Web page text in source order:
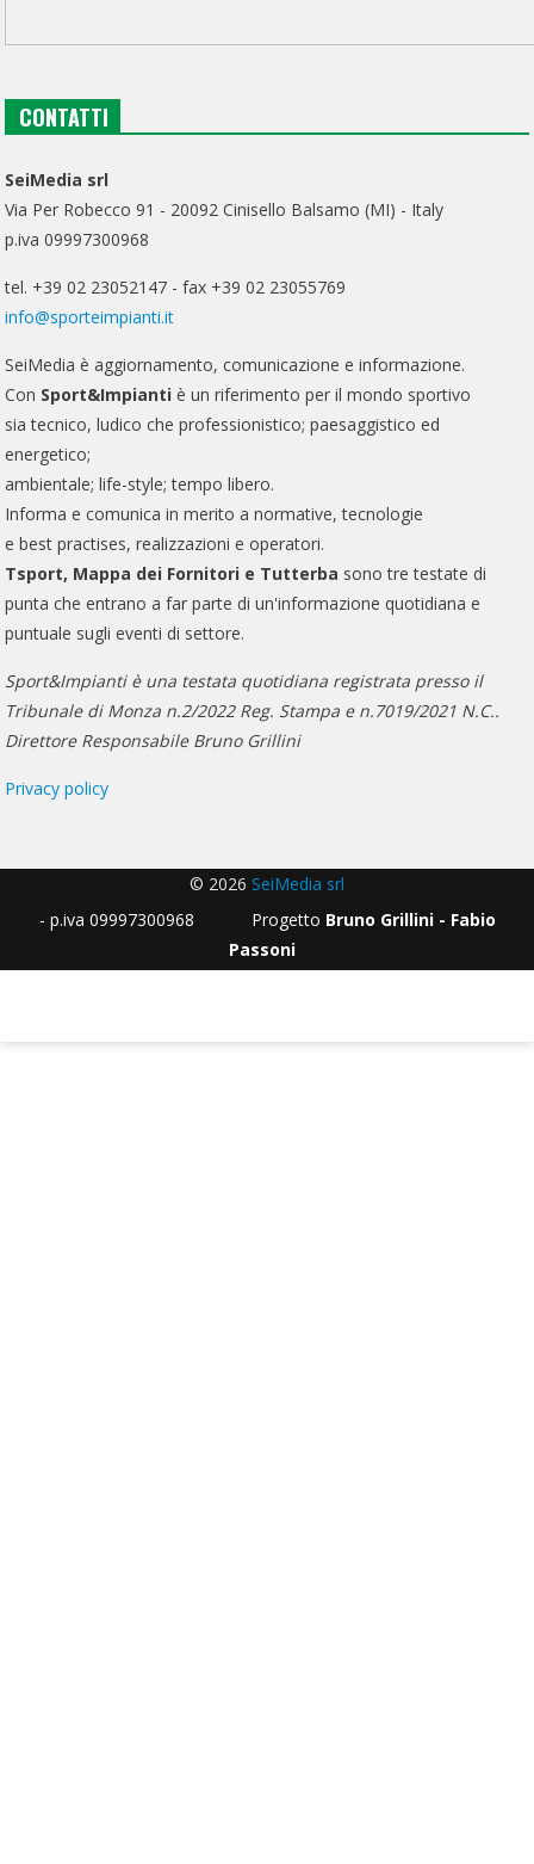
CONTATTI
SeiMedia srl
Via Per Robecco 91 - 20092 Cinisello Balsamo (MI) - Italy
p.iva 09997300968
tel. +39 02 23052147 - fax +39 02 23055769
info@sporteimpianti.it
SeiMedia è aggiornamento, comunicazione e informazione.
Con Sport&Impianti è un riferimento per il mondo sportivo
sia tecnico, ludico che professionistico; paesaggistico ed
energetico;
ambientale; life-style; tempo libero.
Informa e comunica in merito a normative, tecnologie
e best practises, realizzazioni e operatori.
Tsport, Mappa dei Fornitori e Tutterba sono tre testate di
punta che entrano a far parte di un'informazione quotidiana e
puntuale sugli eventi di settore.
Sport&Impianti è una testata quotidiana registrata presso il
Tribunale di Monza n.2/2022 Reg. Stampa e n.7019/2021 N.C..
Direttore Responsabile Bruno Grillini
Privacy policy
© 2026 SeiMedia srl
- p.iva 09997300968 Progetto Bruno Grillini - Fabio
Passoni